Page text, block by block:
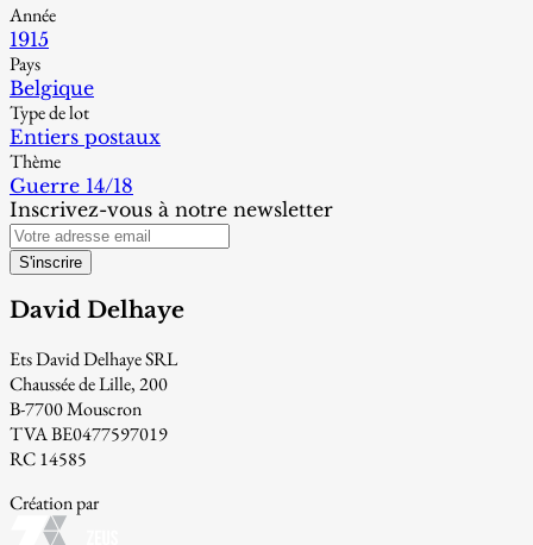
Année
1915
Pays
Belgique
Type de lot
Entiers postaux
Thème
Guerre 14/18
Inscrivez-vous à notre newsletter
S'inscrire
David Delhaye
Ets David Delhaye SRL
Chaussée de Lille, 200
B-7700 Mouscron
TVA BE0477597019
RC 14585
Création par